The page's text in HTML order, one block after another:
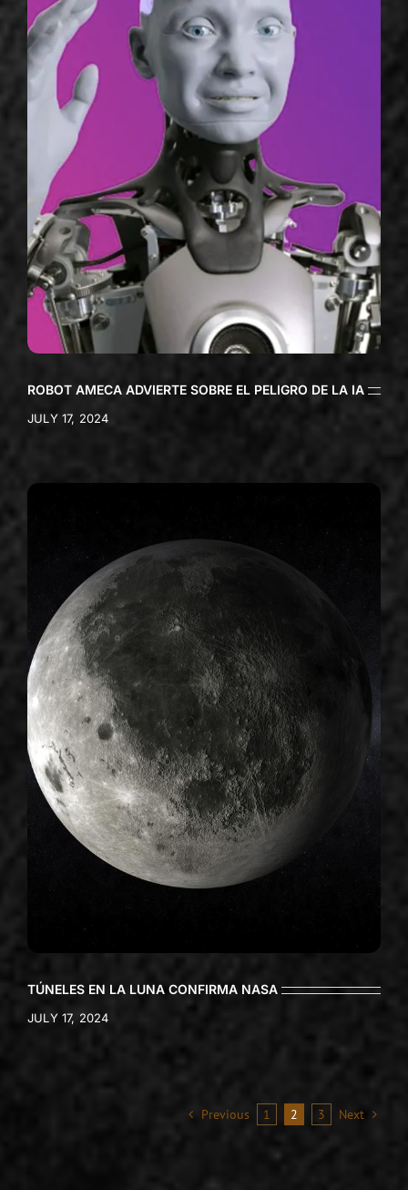
ROBOT AMECA ADVIERTE SOBRE EL PELIGRO DE LA IA
JULY 17, 2024
TÚNELES EN LA LUNA CONFIRMA NASA
JULY 17, 2024
Previous 1 2 3 Next